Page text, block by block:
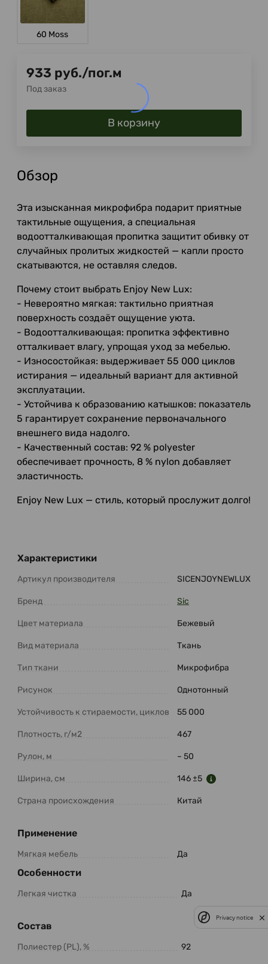
60 Moss
933 руб./пог.м
Под заказ
В корзину
Обзор
Эта изысканная микрофибра подарит приятные
тактильные ощущения, а специальная
водоотталкивающая пропитка защитит обивку от
случайных пролитых жидкостей — капли просто
скатываются, не оставляя следов.
Почему стоит выбрать Enjoy New Lux:
- Невероятно мягкая: тактильно приятная
поверхность создаёт ощущение уюта.
- Водоотталкивающая: пропитка эффективно
отталкивает влагу, упрощая уход за мебелью.
- Износостойкая: выдерживает 55 000 циклов
истирания — идеальный вариант для активной
эксплуатации.
- Устойчива к образованию катышков: показатель
5 гарантирует сохранение первоначального
внешнего вида надолго.
- Качественный состав: 92 % polyester
обеспечивает прочность, 8 % nylon добавляет
эластичность.
Enjoy New Lux — стиль, который прослужит долго!
Характеристики
Артикул производителя SICENJOYNEWLUX
Бренд Sic
Цвет материала Бежевый
Вид материала Ткань
Тип ткани Микрофибра
Рисунок Однотонный
Устойчивость к стираемости, циклов 55 000
Плотность, г/м2 467
Рулон, м ~ 50
Ширина, см 146 ±5
Страна происхождения Китай
Применение
Мягкая мебель Да
Особенности
Легкая чистка Да
Состав
Полиестер (PL), % 92
Privacy notice